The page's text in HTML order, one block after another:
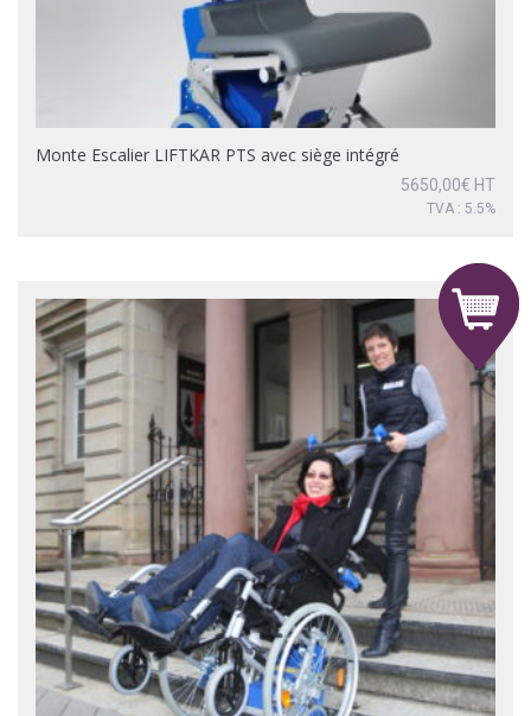
Monte Escalier LIFTKAR PTS avec siège intégré
5650,00€ HT
TVA : 5.5%